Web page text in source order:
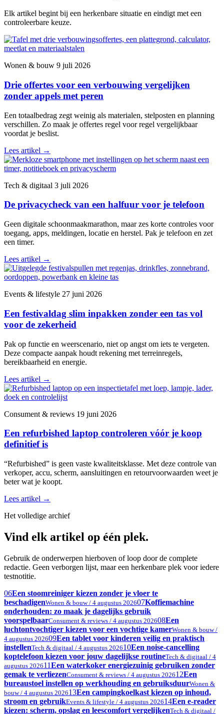
Elk artikel begint bij een herkenbare situatie en eindigt met een
controleerbare keuze.
Wonen & bouw 9 juli 2026
Drie offertes voor een verbouwing vergelijken
zonder appels met peren
Een totaalbedrag zegt weinig als materialen, stelposten en planning
verschillen. Zo maak je offertes regel voor regel vergelijkbaar
voordat je beslist.
Lees artikel →
Tech & digitaal 3 juli 2026
De privacycheck van een halfuur voor je telefoon
Geen digitale schoonmaakmarathon, maar zes korte controles voor
toegang, apps, meldingen, locatie en herstel. Pak je telefoon en zet
een timer.
Lees artikel →
Events & lifestyle 27 juni 2026
Een festivaldag slim inpakken zonder een tas vol
voor de zekerheid
Pak op functie en weerscenario, niet op angst om iets te vergeten.
Deze compacte aanpak houdt rekening met terreinregels,
bereikbaarheid en energie.
Lees artikel →
Consument & reviews 19 juni 2026
Een refurbished laptop controleren vóór je koop
definitief is
“Refurbished” is geen vaste kwaliteitsklasse. Met deze controle van
verkoper, accu, scherm, aansluitingen en retourvoorwaarden weet je
beter wat je koopt.
Lees artikel →
Het volledige archief
Vind elk artikel op één plek.
Gebruik de onderwerpen hierboven of loop door de complete
redactie. Geen verborgen lijst, maar een herkenbare plek voor iedere
testnotitie.
06Een stoomreiniger kiezen zonder je vloer te
beschadigenWonen & bouw / 4 augustus 202607Koffiemachine
onderhouden: zo maak je dagelijks gebruik
voorspelbaarConsument & reviews / 4 augustus 202608Een
luchtontvochtiger kiezen voor een vochtige kamerWonen & bouw /
4 augustus 202609Een tablet voor kinderen veilig en praktisch
instellenTech & digitaal / 4 augustus 202610Een noise-cancelling
koptelefoon kiezen voor jouw dagelijkse routineTech & digitaal / 4
augustus 202611Een waterkoker energiezuinig gebruiken zonder
gemak te verliezenConsument & reviews / 4 augustus 202612Een
bureaustoel instellen op werkhouding en gebruiksduurWonen &
bouw / 4 augustus 202613Een campingkoelkast kiezen op inhoud,
stroom en gebruikEvents & lifestyle / 4 augustus 202614Een e-reader
kiezen: scherm, opslag en leescomfort vergelijkenTech & digitaal /